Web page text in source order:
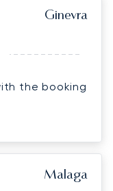
Ginevra
the booking
Malaga